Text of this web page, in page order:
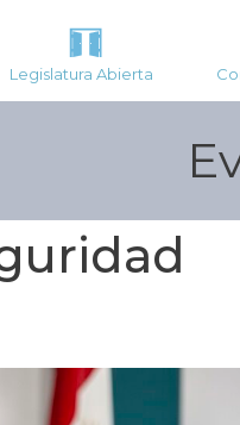
Legislatura Abierta